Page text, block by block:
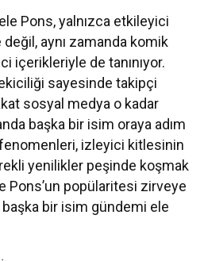
Pons, yalnızca etkileyici
aynı zamanda komik
içerikleriyle de tanınıyor.
sayesinde takipçi
sosyal medya o kadar
başka bir isim oraya adım
izleyici kitlesinin
yenilikler peşinde koşmak
Pons’un popülaritesi zirveye
bir isim gündemi ele